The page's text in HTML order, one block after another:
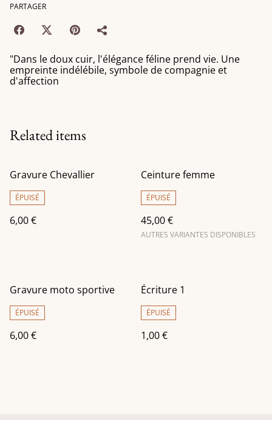
PARTAGER
"Dans le doux cuir, l'élégance féline prend vie. Une
empreinte indélébile, symbole de compagnie et
d'affection
Related items
Gravure Chevallier
ÉPUISÉ
6,00 €
Ceinture femme
ÉPUISÉ
45,00 €
AUTRES VARIANTES DISPONIBLES
Gravure moto sportive
ÉPUISÉ
6,00 €
Écriture 1
ÉPUISÉ
1,00 €